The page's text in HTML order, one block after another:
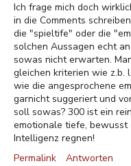
Ich frage mich doch
in die Comments
die "spieltife" oder die
solchen Aussagen echt
sowas nicht erwarten.
gleichen kriterien wie z.b.
wie die angesprochene
garnicht suggeriert und
soll sowas? 300 ist ein
emotionale tiefe, bewusst
Intelligenz regnen!
Permalink
Antworten